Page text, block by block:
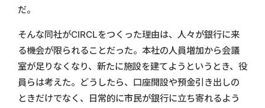
だ。
そんな同社がCIRCLをつくった理由は、人々が銀行に来
る機会が限られることだった。本社の人員増加から会議
室が足りなくなり、新たに施設を建てようというとき、役
員らは考えた。どうしたら、口座開設や預金引き出しの
ときだけでなく、日常的に市民が銀行に立ち寄れるよう